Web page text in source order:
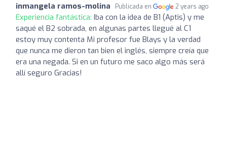
inmangela ramos-molina Publicada en 2 years ago
Experiencia fantástica: Iba con la idea de B1 (Aptis) y me
saqué el B2 sobrada, en algunas partes llegué al C1
estoy muy contenta Mi profesor fue Blays y la verdad
que nunca me dieron tan bien el inglés, siempre creía que
era una negada. Si en un futuro me saco algo más será
allí seguro Gracias!